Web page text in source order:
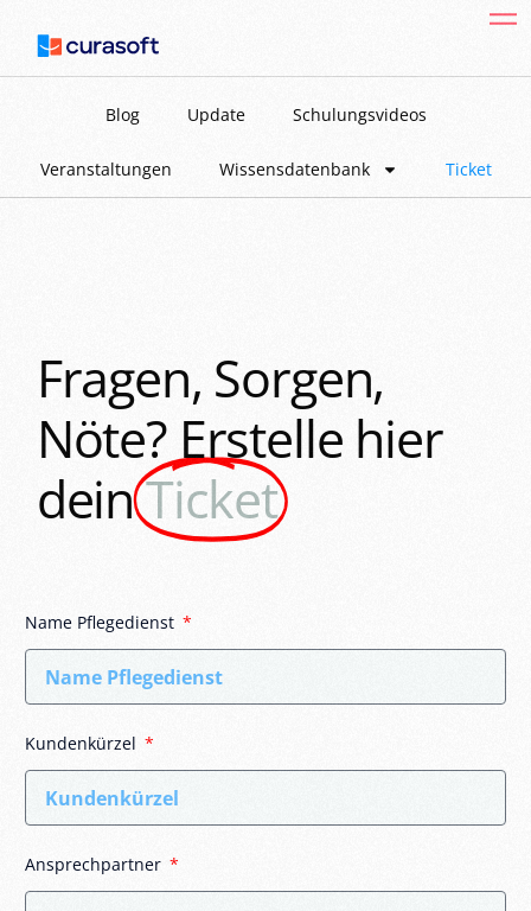
Blog Update Schulungsvideos
Veranstaltungen Wissensdatenbank Ticket
Fragen, Sorgen,
Nöte? Erstelle hier
deinTicket
Name Pflegedienst
Kundenkürzel
Ansprechpartner